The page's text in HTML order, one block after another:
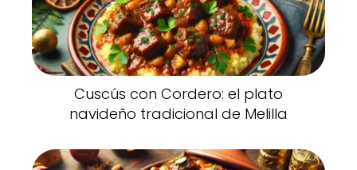
Cuscús con Cordero: el plato
navideño tradicional de Melilla